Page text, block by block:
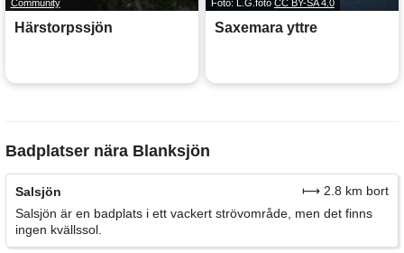
Community
Härstorpssjön
Foto: L.G.foto CC BY-SA 4.0
Saxemara yttre
Badplatser nära Blanksjön
Salsjön
⟼ 2.8 km bort
Salsjön är en badplats i ett vackert strövområde, men det finns
ingen kvällssol.